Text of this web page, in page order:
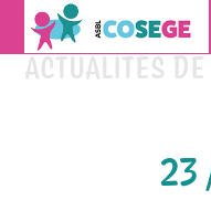
ACTUALITÉS
23